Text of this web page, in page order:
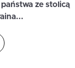
ze stolicą